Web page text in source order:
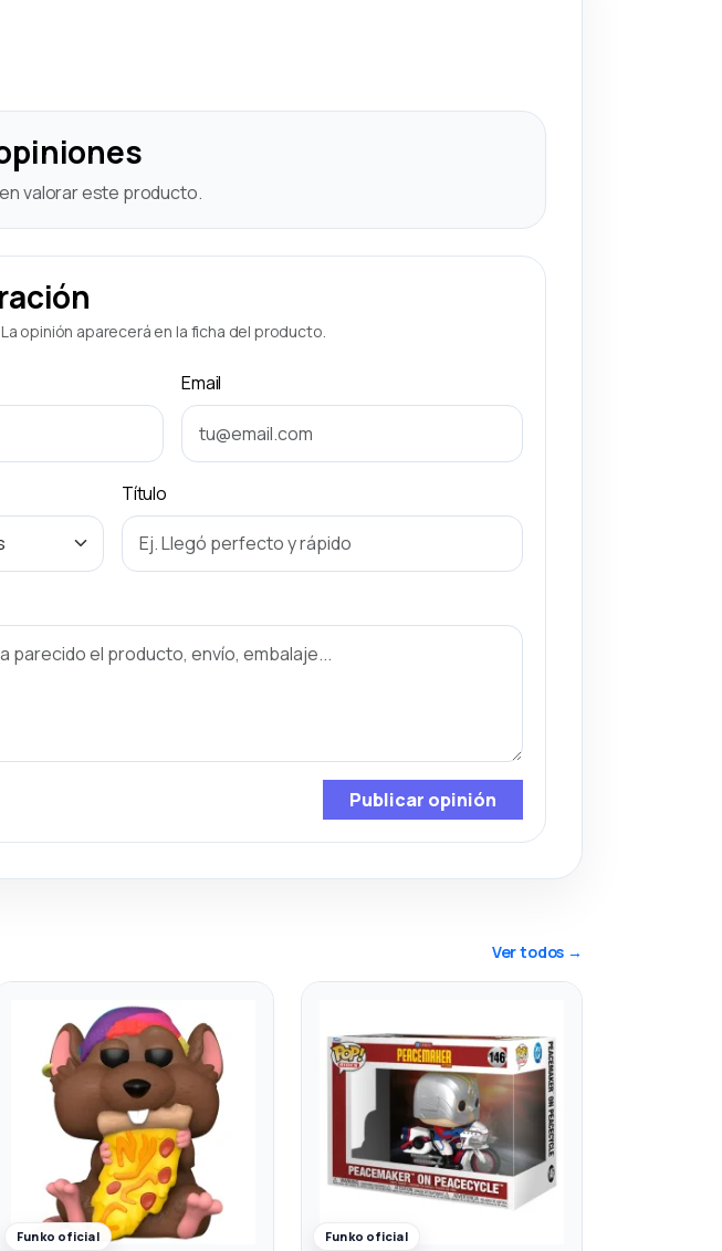
valorar este producto.
opinión aparecerá en la ficha del producto.
Email
Título
Publicar opinión
Ver todos →
Funko oficial Funko oficial